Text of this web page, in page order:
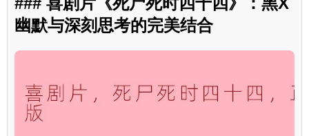
幽默与深刻思考的完美结合